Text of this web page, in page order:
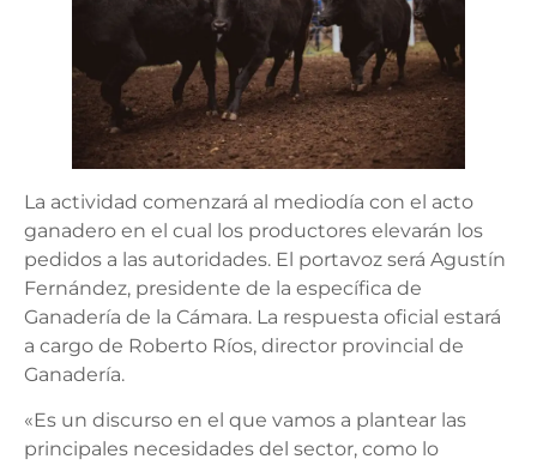
La actividad comenzará al mediodía con el acto
ganadero en el cual los productores elevarán los
pedidos a las autoridades. El portavoz será Agustín
Fernández, presidente de la específica de
Ganadería de la Cámara. La respuesta oficial estará
a cargo de Roberto Ríos, director provincial de
Ganadería.
«Es un discurso en el que vamos a plantear las
principales necesidades del sector, como lo